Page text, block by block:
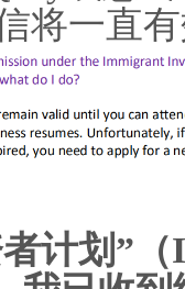
将一直
计划”